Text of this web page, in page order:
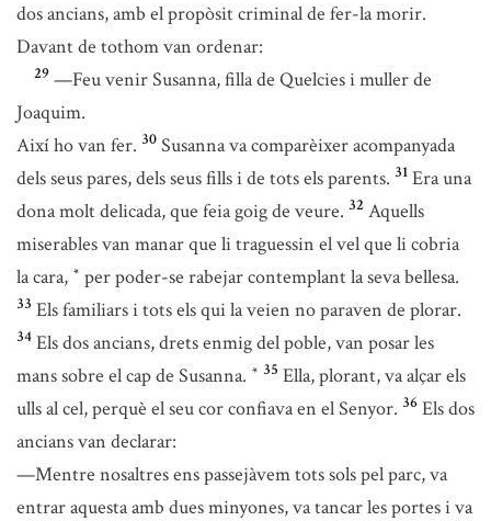
dos ancians, amb el propòsit criminal de fer-la morir.
Davant de tothom van ordenar:
29 —Feu venir Susanna, filla de Quelcies i muller de
Joaquim.
Així ho van fer. 30 Susanna va comparèixer acompanyada
dels seus pares, dels seus fills i de tots els parents. 31 Era una
dona molt delicada, que feia goig de veure. 32 Aquells
miserables van manar que li traguessin el vel que li cobria
la cara, * per poder-se rabejar contemplant la seva bellesa.
33 Els familiars i tots els qui la veien no paraven de plorar.
34 Els dos ancians, drets enmig del poble, van posar les
mans sobre el cap de Susanna. * 35 Ella, plorant, va alçar els
ulls al cel, perquè el seu cor confiava en el Senyor. 36 Els dos
ancians van declarar:
—Mentre nosaltres ens passejàvem tots sols pel parc, va
entrar aquesta amb dues minyones, va tancar les portes i va